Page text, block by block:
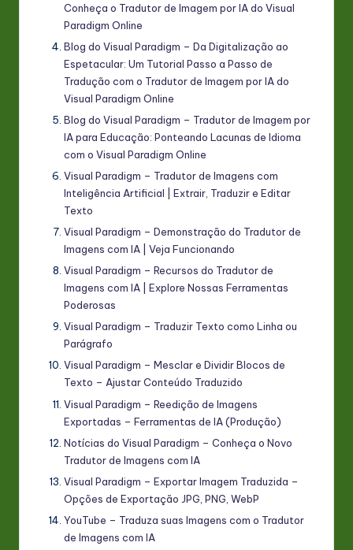
Conheça o Tradutor de Imagem por IA do Visual
Paradigm Online
Blog do Visual Paradigm – Da Digitalização ao
Espetacular: Um Tutorial Passo a Passo de
Tradução com o Tradutor de Imagem por IA do
Visual Paradigm Online
Blog do Visual Paradigm – Tradutor de Imagem por
IA para Educação: Ponteando Lacunas de Idioma
com o Visual Paradigm Online
Visual Paradigm – Tradutor de Imagens com
Inteligência Artificial | Extrair, Traduzir e Editar
Texto
Visual Paradigm – Demonstração do Tradutor de
Imagens com IA | Veja Funcionando
Visual Paradigm – Recursos do Tradutor de
Imagens com IA | Explore Nossas Ferramentas
Poderosas
Visual Paradigm – Traduzir Texto como Linha ou
Parágrafo
Visual Paradigm – Mesclar e Dividir Blocos de
Texto – Ajustar Conteúdo Traduzido
Visual Paradigm – Reedição de Imagens
Exportadas – Ferramentas de IA (Produção)
Notícias do Visual Paradigm – Conheça o Novo
Tradutor de Imagens com IA
Visual Paradigm – Exportar Imagem Traduzida –
Opções de Exportação JPG, PNG, WebP
YouTube – Traduza suas Imagens com o Tradutor
de Imagens com IA